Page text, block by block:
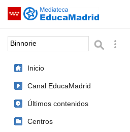
Saltar navegación
Palabra o frase:
Inicio
Canal EducaMadrid
Últimos contenidos
Centros